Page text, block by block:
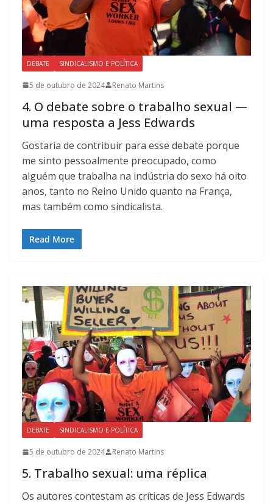
DEBATE SINDICALISMO E POLÍTICA
5 de outubro de 2024 Renato Martins
4. O debate sobre o trabalho sexual —
uma resposta a Jess Edwards
Gostaria de contribuir para esse debate porque
me sinto pessoalmente preocupado, como
alguém que trabalha na indústria do sexo há oito
anos, tanto no Reino Unido quanto na França,
mas também como sindicalista.
Read More
DEBATE SINDICALISMO E POLÍTICA
5 de outubro de 2024 Renato Martins
5. Trabalho sexual: uma réplica
Os autores contestam as críticas de Jess Edwards